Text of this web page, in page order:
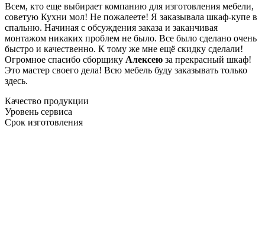
Всем, кто еще выбирает компанию для изготовления мебели,
советую Кухни мол! Не пожалеете! Я заказывала шкаф-купе в
спальню. Начиная с обсуждения заказа и заканчивая
монтажом никаких проблем не было. Все было сделано очень
быстро и качественно. К тому же мне ещё скидку сделали!
Огромное спасибо сборщику Алексею за прекрасный шкаф!
Это мастер своего дела! Всю мебель буду заказывать только
здесь.
Качество продукции
Уровень сервиса
Срок изготовления